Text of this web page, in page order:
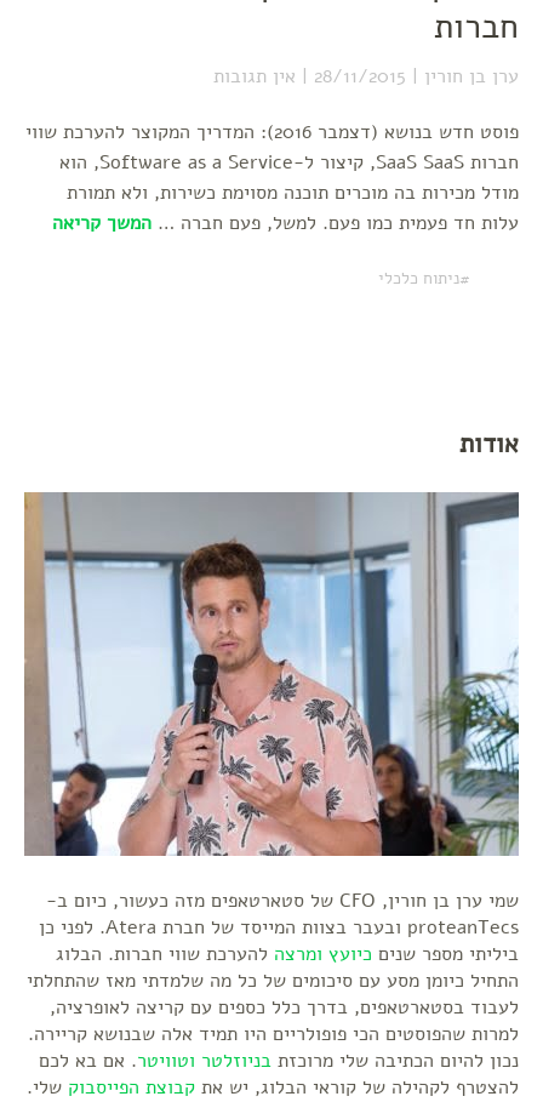
חברות
ערן בן חורין 28/11/2015 אין תגובות
פוסט חדש בנושא (דצמבר 2016): המדריך המקוצר להערכת שווי
חברות SaaS SaaS, קיצור ל-Software as a Service, הוא
מודל מכירות בה מוכרים תוכנה מסוימת כשירות, ולא תמורת
עלות חד פעמית כמו פעם. למשל, פעם חברה … המשך קריאה
ניתוח כלכלי
אודות
שמי ערן בן חורין, CFO של סטארטאפים מזה כעשור, כיום ב-
proteanTecs ובעבר בצוות המייסד של חברת Atera. לפני כן
ביליתי מספר שנים כיועץ ומרצה להערכת שווי חברות. הבלוג
התחיל כיומן מסע עם סיכומים של כל מה שלמדתי מאז שהתחלתי
לעבוד בסטארטאפים, בדרך כלל כספים עם קריצה לאופרציה,
למרות שהפוסטים הכי פופולריים היו תמיד אלה שבנושא קריירה.
נכון להיום הכתיבה שלי מרוכזת בניוזלטר וטוויטר. אם בא לכם
להצטרף לקהילה של קוראי הבלוג, יש את קבוצת הפייסבוק שלי.